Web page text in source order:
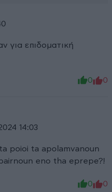
για επιδοματική
0 0
14:03
poioi ta apolamvanoun
eno tha eprepe?!
0 0